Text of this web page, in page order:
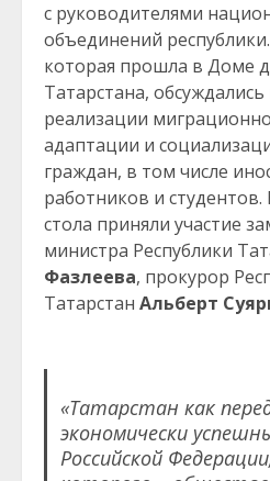
с руководителями
объединений
которая прошла в Доме
Татарстана,
реализации
адаптации и
граждан, в том числе
работников и студентов.
стола приняли участие
министра Республики
Фазлеева, прокурор
Татарстан Альберт
«Татарстан как
экономически
Российской